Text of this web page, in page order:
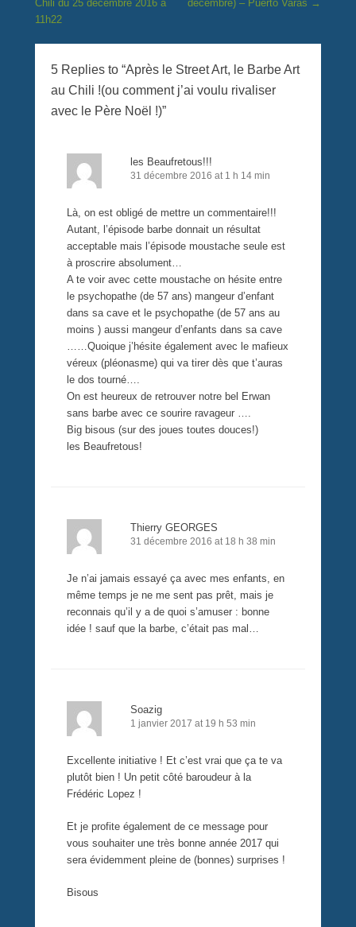
Chili du 25 décembre 2016 à
11h22
décembre) – Puerto Varas →
5 Replies to “Après le Street Art, le Barbe Art
au Chili !(ou comment j’ai voulu rivaliser
avec le Père Noël !)”
les Beaufretous!!!
31 décembre 2016 at 1 h 14 min
Là, on est obligé de mettre un commentaire!!!
Autant, l’épisode barbe donnait un résultat
acceptable mais l’épisode moustache seule est
à proscrire absolument…
A te voir avec cette moustache on hésite entre
le psychopathe (de 57 ans) mangeur d’enfant
dans sa cave et le psychopathe (de 57 ans au
moins ) aussi mangeur d’enfants dans sa cave
……Quoique j’hésite également avec le mafieux
véreux (pléonasme) qui va tirer dès que t’auras
le dos tourné….
On est heureux de retrouver notre bel Erwan
sans barbe avec ce sourire ravageur ….
Big bisous (sur des joues toutes douces!)
les Beaufretous!
Thierry GEORGES
31 décembre 2016 at 18 h 38 min
Je n’ai jamais essayé ça avec mes enfants, en
même temps je ne me sent pas prêt, mais je
reconnais qu’il y a de quoi s’amuser : bonne
idée ! sauf que la barbe, c’était pas mal…
Soazig
1 janvier 2017 at 19 h 53 min
Excellente initiative ! Et c’est vrai que ça te va
plutôt bien ! Un petit côté baroudeur à la
Frédéric Lopez !
Et je profite également de ce message pour
vous souhaiter une très bonne année 2017 qui
sera évidemment pleine de (bonnes) surprises !
Bisous